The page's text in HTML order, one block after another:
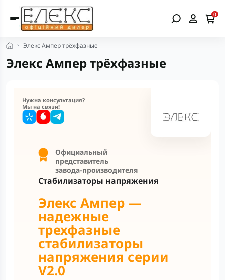
0
Элекс Ампер трёхфазные
Элекс Ампер трёхфазные
Нужна консультация?
Мы на связи!
Официальный
представитель
завода-производителя
Стабилизаторы напряжения
Элекс Ампер —
надежные
трехфазные
стабилизаторы
напряжения серии
V2.0
v2.1, который соответствует вашей нагрузке и
условиям сети.